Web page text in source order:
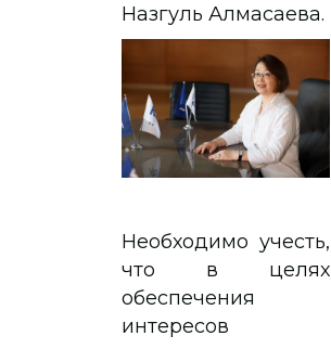
Назгуль Алмасаева.
Необходимо учесть,
что в целях
обеспечения
интересов